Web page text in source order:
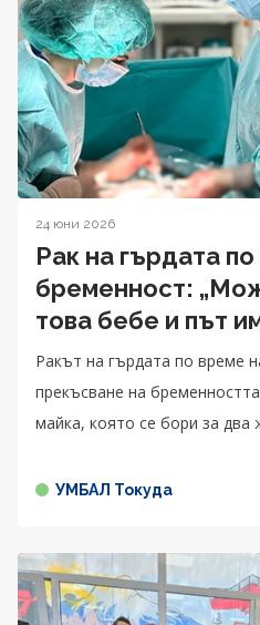
24 юни 2026
Рак на гърдата
бременност:
това бебе и път
Ракът на гърдата по време
прекъсване на
майка, която се бори за два
УМБАЛ Токуда